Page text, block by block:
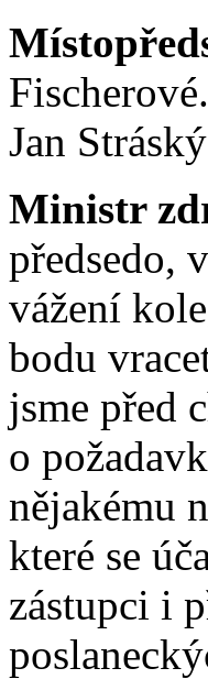
Jan
Ministr
předsedo,
vážení
bodu
jsme před
o
nějakému
které se
zástupci i